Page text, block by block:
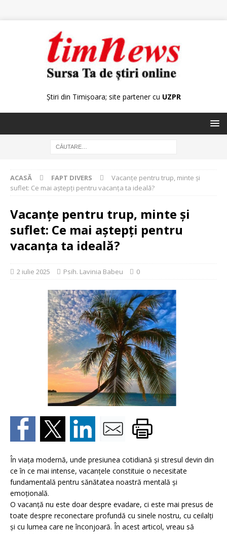
Știri din Timișoara; site partener cu UZPR
ACASĂ FAPT DIVERS
Vacanțe pentru trup, minte și
suflet: Ce mai aștepți pentru vacanța ta ideală?
Vacanțe pentru trup, minte și
suflet: Ce mai aștepți pentru
vacanța ta ideală?
2 iulie 2025 Psih. Lavinia Babeu 0
În viața modernă, unde presiunea cotidiană și stresul devin din
ce în ce mai intense, vacanțele constituie o necesitate
fundamentală pentru sănătatea noastră mentală și
emoțională.
O vacanță nu este doar despre evadare, ci este mai presus de
toate despre reconectare profundă cu sinele nostru, cu ceilalți
și cu lumea care ne înconjoară. În acest articol, vreau să